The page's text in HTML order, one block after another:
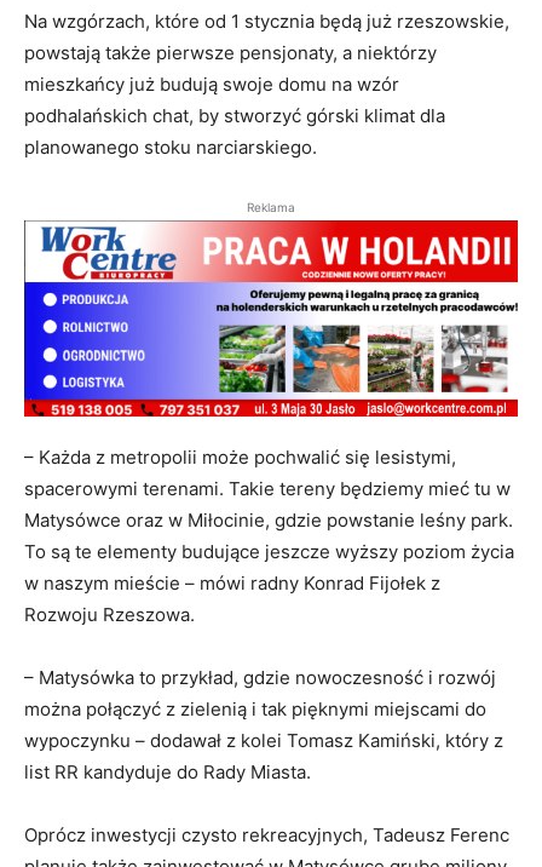
Na wzgórzach, które od 1 stycznia będą już rzeszowskie,
powstają także pierwsze pensjonaty, a niektórzy
mieszkańcy już budują swoje domu na wzór
podhalańskich chat, by stworzyć górski klimat dla
planowanego stoku narciarskiego.
Reklama
– Każda z metropolii może pochwalić się lesistymi,
spacerowymi terenami. Takie tereny będziemy mieć tu w
Matysówce oraz w Miłocinie, gdzie powstanie leśny park.
To są te elementy budujące jeszcze wyższy poziom życia
w naszym mieście – mówi radny Konrad Fijołek z
Rozwoju Rzeszowa.
– Matysówka to przykład, gdzie nowoczesność i rozwój
można połączyć z zielenią i tak pięknymi miejscami do
wypoczynku – dodawał z kolei Tomasz Kamiński, który z
list RR kandyduje do Rady Miasta.
Oprócz inwestycji czysto rekreacyjnych, Tadeusz Ferenc